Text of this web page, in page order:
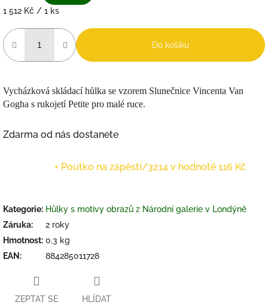
Měrná
1 512 Kč / 1 ks
Do košíku
Vycházková skládací hůlka se vzorem Slunečnice Vincenta Van
Gogha s rukojetí Petite pro malé ruce.
Zdarma od nás dostanete
+ Poutko na zápěstí/3214 v hodnotě 116 Kč
Kategorie: Hůlky s motivy obrazů z Národní galerie v Londýně
Záruka:
2 roky
Hmotnost: 0.3 kg
EAN: 884285011728
ZEPTAT SE HLÍDAT